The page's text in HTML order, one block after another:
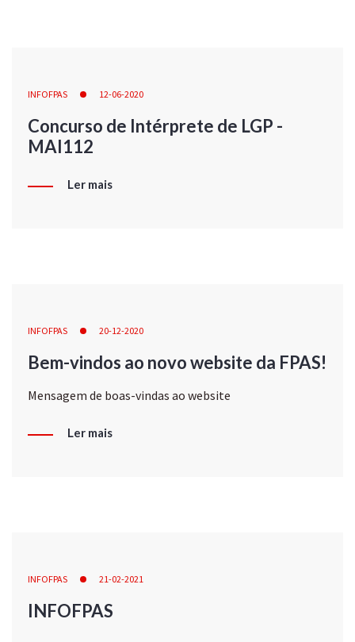
INFOFPAS 12-06-2020
Concurso de Intérprete de LGP -
MAI112
Ler mais
INFOFPAS 20-12-2020
Bem-vindos ao novo website da FPAS!
Mensagem de boas-vindas ao website
Ler mais
INFOFPAS 21-02-2021
INFOFPAS